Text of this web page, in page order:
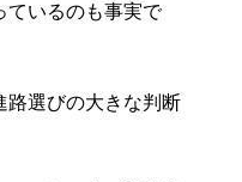
いるのも事実で
選びの大きな判断